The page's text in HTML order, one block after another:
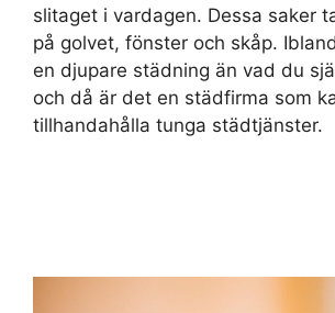
slitaget i vardagen. Dessa saker
på golvet, fönster och skåp.
en djupare städning än vad du
och då är det en städfirma som
tillhandahålla tunga städtjänster.